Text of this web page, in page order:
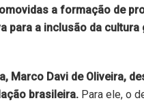
a formação de
para a inclusão da
Marco Davi de Oliveira,
brasileira. Para ele, o